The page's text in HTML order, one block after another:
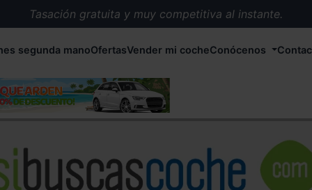
Tasación gratuita y muy competitiva al instante.
Más de 5.000 conductores satisfechos.
Buscamos el coche que tu quieras.
Recogemos tu coche en cualquier parte de España.
Compramos tu coche. Pago inmediato.
segunda manoOfertasVender mi cocheConócenos